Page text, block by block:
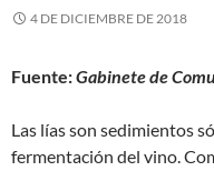
4 DE DICIEMBRE DE 2018
Fuente:Gabinete de
Las lías son sedimientos
fermentación del vino.